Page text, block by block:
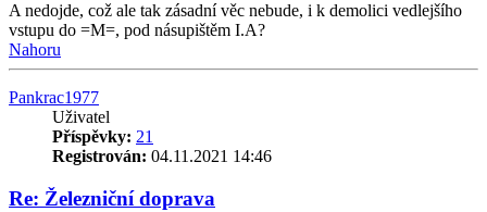
A nedojde, což ale tak zásadní věc nebude, i k demolici vedlejšího
vstupu do =M=, pod násupištěm I.A?
Nahoru
Pankrac1977
Uživatel
Příspěvky: 21
Registrován: 04.11.2021 14:46
Re: Železniční doprava